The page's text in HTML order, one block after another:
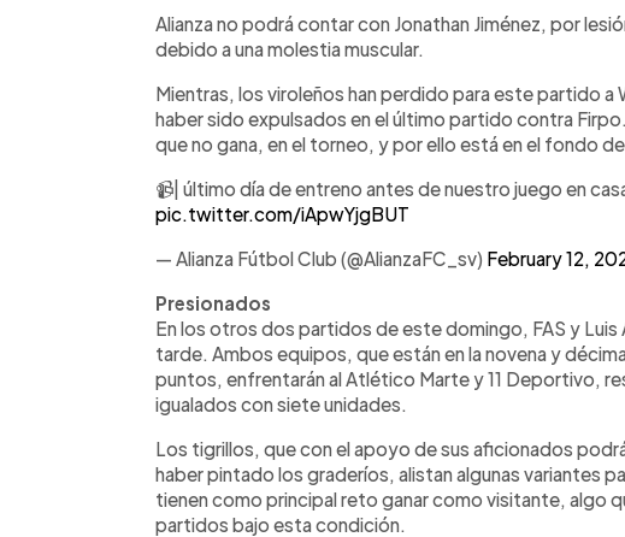
Alianza no podrá contar con Jonathan Jiménez, por
debido a una molestia muscular.
Mientras, los viroleños han perdido para este partido a
haber sido expulsados en el último partido contra
que no gana, en el torneo, y por ello está en el fondo
📹| último día de entreno antes de nuestro juego en
pic.twitter.com/iApwYjgBUT
— Alianza Fútbol Club (@AlianzaFC_sv) February 12,
Presionados
En los otros dos partidos de este domingo, FAS y
tarde. Ambos equipos, que están en la novena y
puntos, enfrentarán al Atlético Marte y 11 Deportivo,
igualados con siete unidades.
Los tigrillos, que con el apoyo de sus aficionados
haber pintado los graderíos, alistan algunas variantes
tienen como principal reto ganar como visitante, algo
partidos bajo esta condición.